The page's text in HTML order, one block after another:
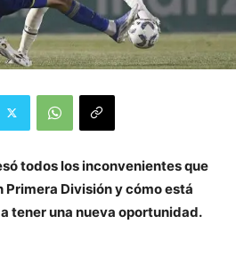
todos los inconvenientes que
División y cómo está
tener una nueva oportunidad.